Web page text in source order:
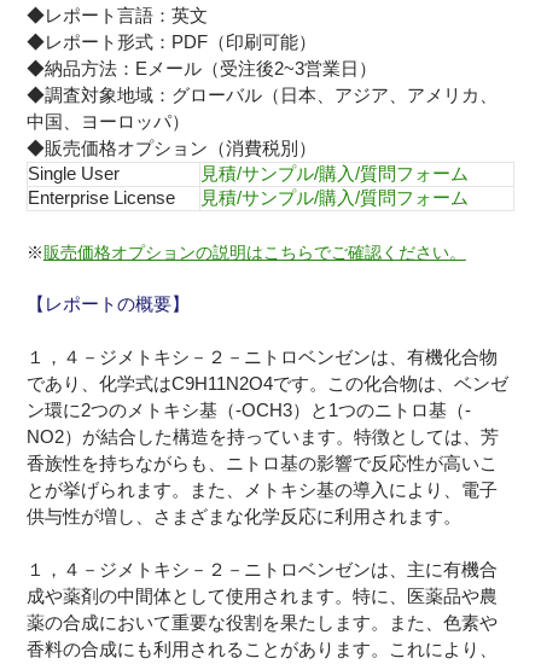
◆レポート言語：英文
◆レポート形式：PDF（印刷可能）
◆納品方法：Eメール（受注後2~3営業日）
◆調査対象地域：グローバル（日本、アジア、アメリカ、
中国、ヨーロッパ）
◆販売価格オプション（消費税別）
Single User
見積/サンプル/購入/質問フォーム
Enterprise License
見積/サンプル/購入/質問フォーム
※販売価格オプションの説明はこちらでご確認ください。
【レポートの概要】
１，４－ジメトキシ－２－ニトロベンゼンは、有機化合物
であり、化学式はC9H11N2O4です。この化合物は、ベンゼ
ン環に2つのメトキシ基（-OCH3）と1つのニトロ基（-
NO2）が結合した構造を持っています。特徴としては、芳
香族性を持ちながらも、ニトロ基の影響で反応性が高いこ
とが挙げられます。また、メトキシ基の導入により、電子
供与性が増し、さまざまな化学反応に利用されます。
１，４－ジメトキシ－２－ニトロベンゼンは、主に有機合
成や薬剤の中間体として使用されます。特に、医薬品や農
薬の合成において重要な役割を果たします。また、色素や
香料の合成にも利用されることがあります。これにより、